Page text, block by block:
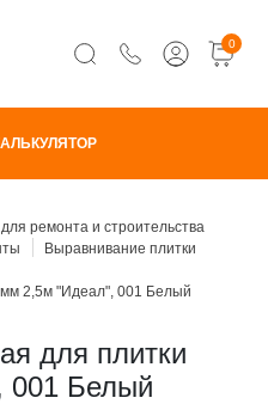
0
ремонта и строительства
Выравнивание плитки
2,5м "Идеал", 001 Белый
для плитки
Белый